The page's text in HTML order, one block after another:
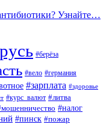
Узнайте…
#берёза
#вело #германия
#зарплата #здоровье
#курс_валют #литва
#налог
#пинск #пожар